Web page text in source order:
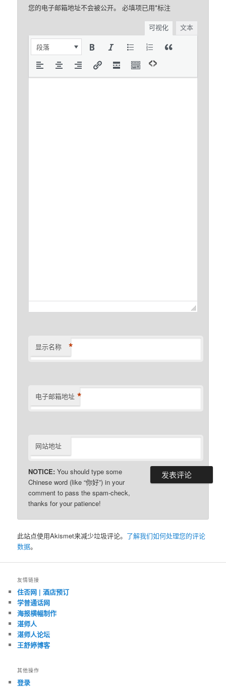
您的电子邮箱地址不会被公开。 必填项已用*标注
可视化 文本
段落
显示名称 *
电子邮箱地址 *
网站地址
NOTICE: You should type some
Chinese word (like “你好”) in your
comment to pass the spam-check,
thanks for your patience!
此站点使用Akismet来减少垃圾评论。 了解我们如何处理您的评论
数据。
友情链接
住否网 | 酒店预订
学普通话网
海报横幅制作
湛师人
湛师人论坛
王舒婷博客
其他操作
登录